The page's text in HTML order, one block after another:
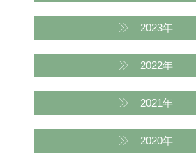
2023年
2022年
2021年
2020年